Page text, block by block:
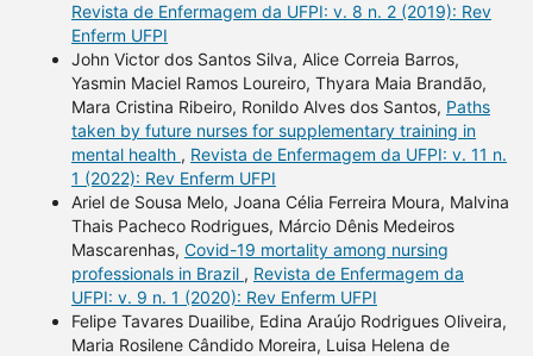
Revista de Enfermagem da UFPI: v. 8 n. 2 (2019): Rev
Enferm UFPI
John Victor dos Santos Silva, Alice Correia Barros,
Yasmin Maciel Ramos Loureiro, Thyara Maia Brandão,
Mara Cristina Ribeiro, Ronildo Alves dos Santos, Paths
taken by future nurses for supplementary training in
mental health , Revista de Enfermagem da UFPI: v. 11 n.
1 (2022): Rev Enferm UFPI
Ariel de Sousa Melo, Joana Célia Ferreira Moura, Malvina
Thais Pacheco Rodrigues, Márcio Dênis Medeiros
Mascarenhas, Covid-19 mortality among nursing
professionals in Brazil , Revista de Enfermagem da
UFPI: v. 9 n. 1 (2020): Rev Enferm UFPI
Felipe Tavares Duailibe, Edina Araújo Rodrigues Oliveira,
Maria Rosilene Cândido Moreira, Luisa Helena de